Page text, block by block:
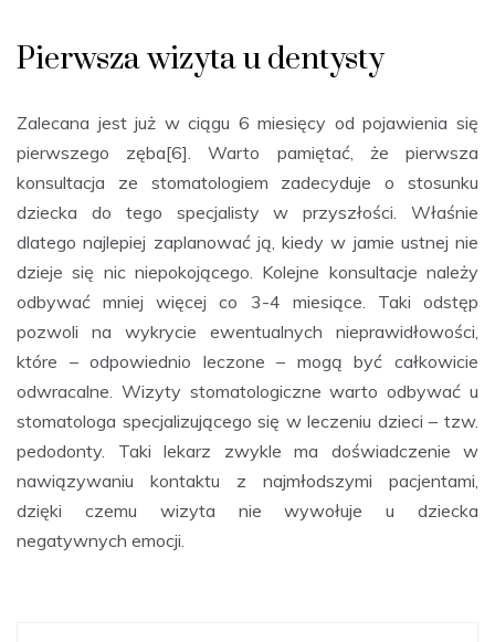
Pierwsza wizyta u dentysty
Zalecana jest już w ciągu 6 miesięcy od pojawienia się
pierwszego zęba[6]. Warto pamiętać, że pierwsza
konsultacja ze stomatologiem zadecyduje o stosunku
dziecka do tego specjalisty w przyszłości. Właśnie
dlatego najlepiej zaplanować ją, kiedy w jamie ustnej nie
dzieje się nic niepokojącego. Kolejne konsultacje należy
odbywać mniej więcej co 3-4 miesiące. Taki odstęp
pozwoli na wykrycie ewentualnych nieprawidłowości,
które – odpowiednio leczone – mogą być całkowicie
odwracalne. Wizyty stomatologiczne warto odbywać u
stomatologa specjalizującego się w leczeniu dzieci – tzw.
pedodonty. Taki lekarz zwykle ma doświadczenie w
nawiązywaniu kontaktu z najmłodszymi pacjentami,
dzięki czemu wizyta nie wywołuje u dziecka
negatywnych emocji.